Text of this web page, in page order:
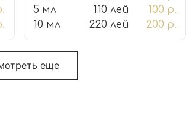
5 мл
110 лей
100 р.
10 мл
220 лей 200 р.
еще